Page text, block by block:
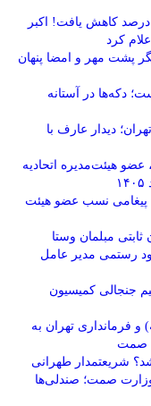
خبر خوش برای بازار میوه؛ قیمت‌ها ۲۰ درصد کاهش یافت! اکبر
کرد
پشت مهر و امضا پنهان
دکه‌ها در آستانه
دیدار عارف با
هیئت‌مدیره اتحادیه
پیغامی نسب عضو هیئت
مبلمان وستا
رستمی مدیر عامل
جنجالی کمیسیون
و فرمانداری تهران به
صمت
شد؟ شریعتمدار طهرانی
وزارت صمت؛ صندلی‌ها